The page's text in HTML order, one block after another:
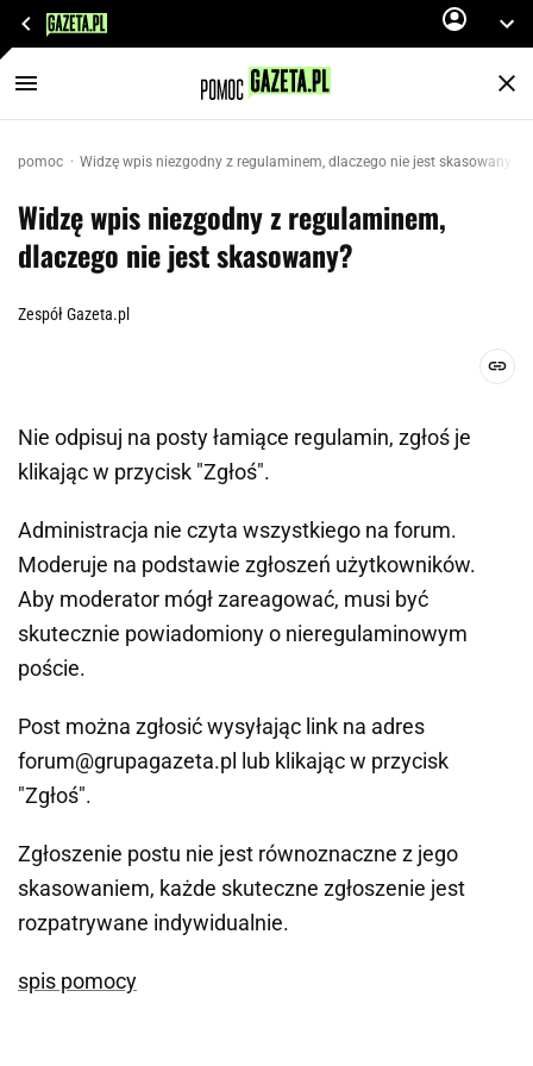
pomoc Widzę wpis niezgodny z regulaminem, dlaczego nie jest skasowany?
Widzę wpis niezgodny z regulaminem,
dlaczego nie jest skasowany?
Zespół Gazeta.pl
Nie odpisuj na posty łamiące regulamin, zgłoś je
klikając w przycisk "Zgłoś".
Administracja nie czyta wszystkiego na forum.
Moderuje na podstawie zgłoszeń użytkowników.
Aby moderator mógł zareagować, musi być
skutecznie powiadomiony o nieregulaminowym
poście.
Post można zgłosić wysyłając link na adres
forum@grupagazeta.pl lub klikając w przycisk
"Zgłoś".
Zgłoszenie postu nie jest równoznaczne z jego
skasowaniem, każde skuteczne zgłoszenie jest
rozpatrywane indywidualnie.
spis pomocy